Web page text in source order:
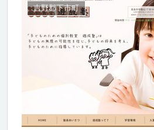
吉野郡下市町